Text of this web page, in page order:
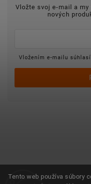
Tento web používa súbory
Vložte svoj e-mail a
nových
Vložením e-mailu